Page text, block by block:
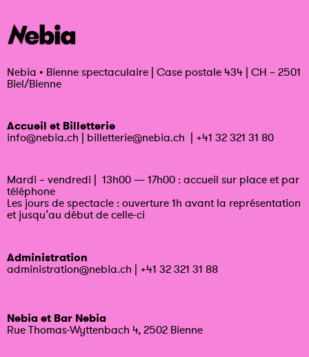
Nebia • Bienne spectaculaire | Case postale 434 | CH – 2501
Biel/Bienne
Accueil et Billetterie
info@nebia.ch | billetterie@nebia.ch | +41 32 321 31 80
Mardi – vendredi | 13h00 — 17h00 : accueil sur place et par
téléphone
Les jours de spectacle : ouverture 1h avant la représentation
et jusqu’au début de celle-ci
Administration
administration@nebia.ch | +41 32 321 31 88
Nebia et Bar Nebia
Rue Thomas-Wyttenbach 4, 2502 Bienne